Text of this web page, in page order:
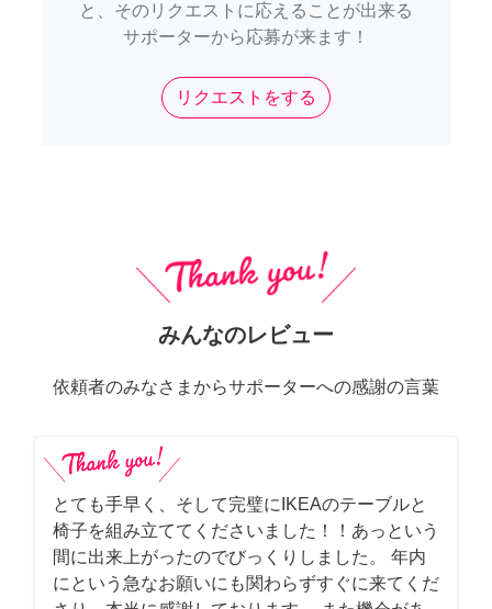
と、そのリクエストに応えることが出来る
サポーターから応募が来ます！
リクエストをする
みんなのレビュー
依頼者のみなさまからサポーターへの感謝の言葉
とても手早く、そして完璧にIKEAのテーブルと
椅子を組み立ててくださいました！！あっという
間に出来上がったのでびっくりしました。 年内
にという急なお願いにも関わらずすぐに来てくだ